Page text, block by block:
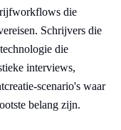
die
Schrijvers die
die
interviews,
scenario's waar
belang zijn.